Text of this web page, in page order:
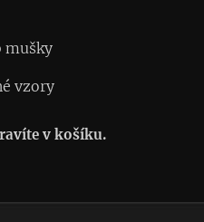
mušky
vzory
v košíku.